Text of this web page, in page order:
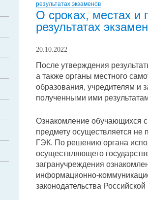
результатах экзаменов
О сроках, местах и
результатах
20.10.2022
После утверждения
а также органы местного
образования, учредителям и
полученными ими
Ознакомление обучающихся
предмету осуществляется не
ГЭК. По решению органа
осуществляющего
загранучреждения
информационно-
законодательства